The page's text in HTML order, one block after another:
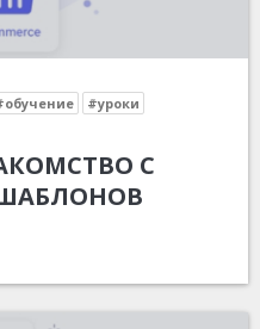
#уроки
С